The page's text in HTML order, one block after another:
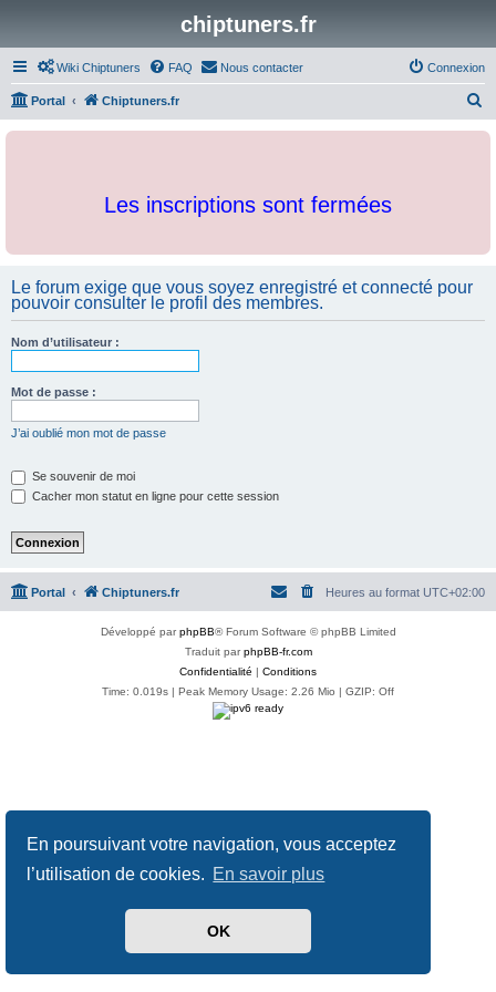
En poursuivant votre navigation, vous acceptez
l’utilisation de cookies. En savoir plus
OK
chiptuners.fr
Wiki Chiptuners FAQ Nous contacter Connexion
Portal Chiptuners.fr
c
Les inscriptions sont fermées
Le forum exige que vous soyez enregistré et connecté pour
pouvoir consulter le profil des membres.
Nom d’utilisateur :
Mot de passe :
J’ai oublié mon mot de passe
Se souvenir de moi
Cacher mon statut en ligne pour cette session
Portal Chiptuners.fr Heures au format UTC+02:00
Développé parphpBB® Forum Software © phpBB Limited
Traduit parphpBB-fr.com
Confidentialité | Conditions
Time: 0.019s | Peak Memory Usage: 2.26 Mio | GZIP: Off